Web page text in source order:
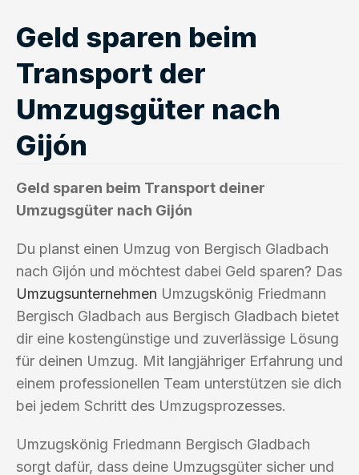
Geld sparen beim
Transport der
Umzugsgüter nach
Gijón
Geld sparen beim Transport deiner
Umzugsgüter nach Gijón
Du planst einen Umzug von Bergisch Gladbach
nach Gijón und möchtest dabei Geld sparen? Das
Umzugsunternehmen Umzugskönig Friedmann
Bergisch Gladbach aus Bergisch Gladbach bietet
dir eine kostengünstige und zuverlässige Lösung
für deinen Umzug. Mit langjähriger Erfahrung und
einem professionellen Team unterstützen sie dich
bei jedem Schritt des Umzugsprozesses.
Umzugskönig Friedmann Bergisch Gladbach
sorgt dafür, dass deine Umzugsgüter sicher und